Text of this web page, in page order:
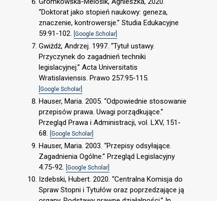
“Doktorat jako stopień naukowy: geneza,
znaczenie, kontrowersje.” Studia Edukacyjne
59:91-102. [Google Scholar]
Gwiżdż, Andrzej. 1997. “Tytuł ustawy.
Przyczynek do zagadnień techniki
legislacyjnej.” Acta Universitatis
Wratislaviensis. Prawo 257:95-115.
[Google Scholar]
Hauser, Maria. 2005. “Odpowiednie stosowanie
przepisów prawa. Uwagi porządkujące.”
Przegląd Prawa i Administracji, vol. LXV, 151-
68. [Google Scholar]
Hauser, Maria. 2003. “Przepisy odsyłające.
Zagadnienia Ogólne.” Przegląd Legislacyjny
4:75-92.
[Google Scholar]
Izdebski, Hubert. 2020. “Centralna Komisja do
Spraw Stopni i Tytułów oraz poprzedzające ją